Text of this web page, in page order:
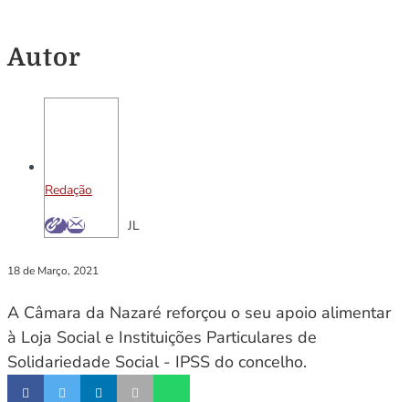
Autor
Redação
JL
18 de Março, 2021
A Câmara da Nazaré reforçou o seu apoio alimentar
à Loja Social e Instituições Particulares de
Solidariedade Social - IPSS do concelho.